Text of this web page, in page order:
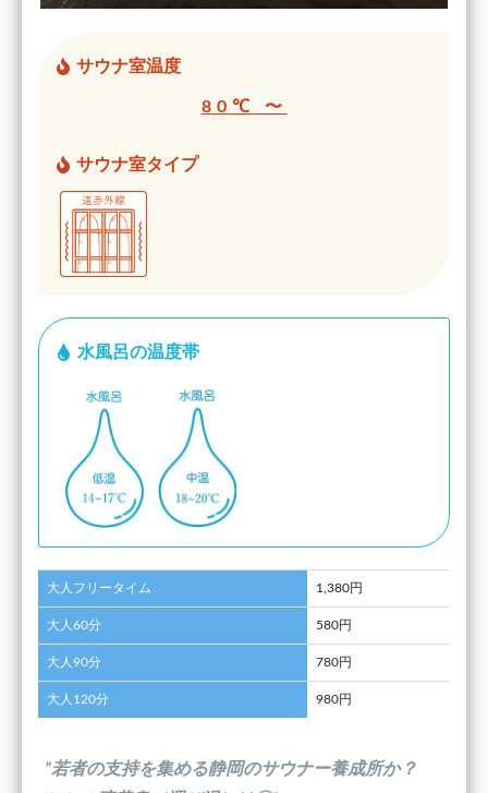
サウナ室温度
80℃ 〜
サウナ室タイプ
水風呂の温度帯
大人フリータイム 1,380円
大人60分 580円
大人90分 780円
大人120分 980円
”若者の支持を集める静岡のサウナー養成所か？